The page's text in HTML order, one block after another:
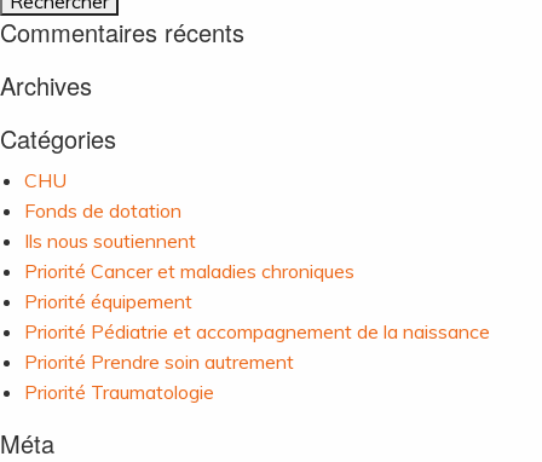
Commentaires récents
Archives
Catégories
CHU
Fonds de dotation
Ils nous soutiennent
Priorité Cancer et maladies chroniques
Priorité équipement
Priorité Pédiatrie et accompagnement de la naissance
Priorité Prendre soin autrement
Priorité Traumatologie
Méta